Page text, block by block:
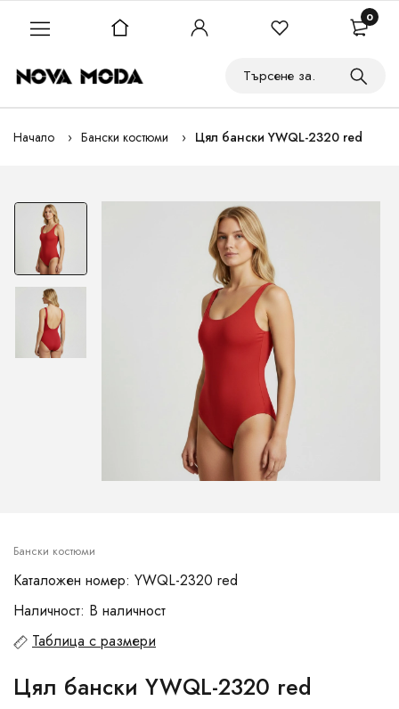
Начало Бански костюми Цял бански YWQL-2320 red
Бански костюми
Каталожен номер: YWQL-2320 red
Наличност: В наличност
Таблица с размери
Цял бански YWQL-2320 red
0